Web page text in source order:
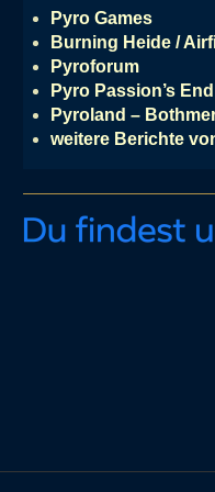
Pyro Games
Burning Heide /
Pyroforum
Pyro Passion’s
Pyroland –
weitere Berichte